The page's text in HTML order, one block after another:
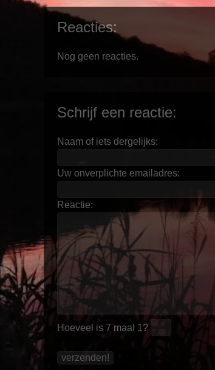
Reacties:
Nog geen reacties.
Schrijf een reactie:
Naam of iets dergelijks:
Uw onverplichte emailadres:
Reactie:
Hoeveel is 7 maal 1 ?